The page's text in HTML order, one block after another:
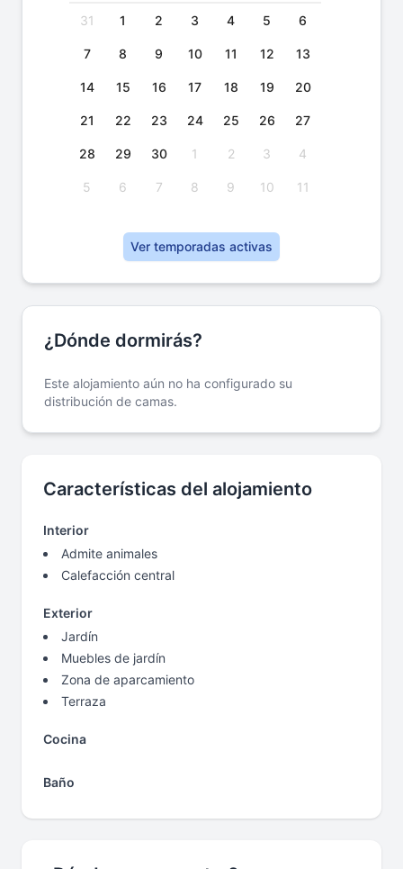
31 1 2 3 4 5 6
7 8 9 10 11 12 13
14 15 16 17 18 19 20
21 22 23 24 25 26 27
28 29 30 1 2 3 4
5 6 7 8 9 10 11
Ver temporadas activas
¿Dónde dormirás?
Este alojamiento aún no ha configurado su
distribución de camas.
Características del alojamiento
Interior
Admite animales
Calefacción central
Exterior
Jardín
Muebles de jardín
Zona de aparcamiento
Terraza
Cocina
Baño